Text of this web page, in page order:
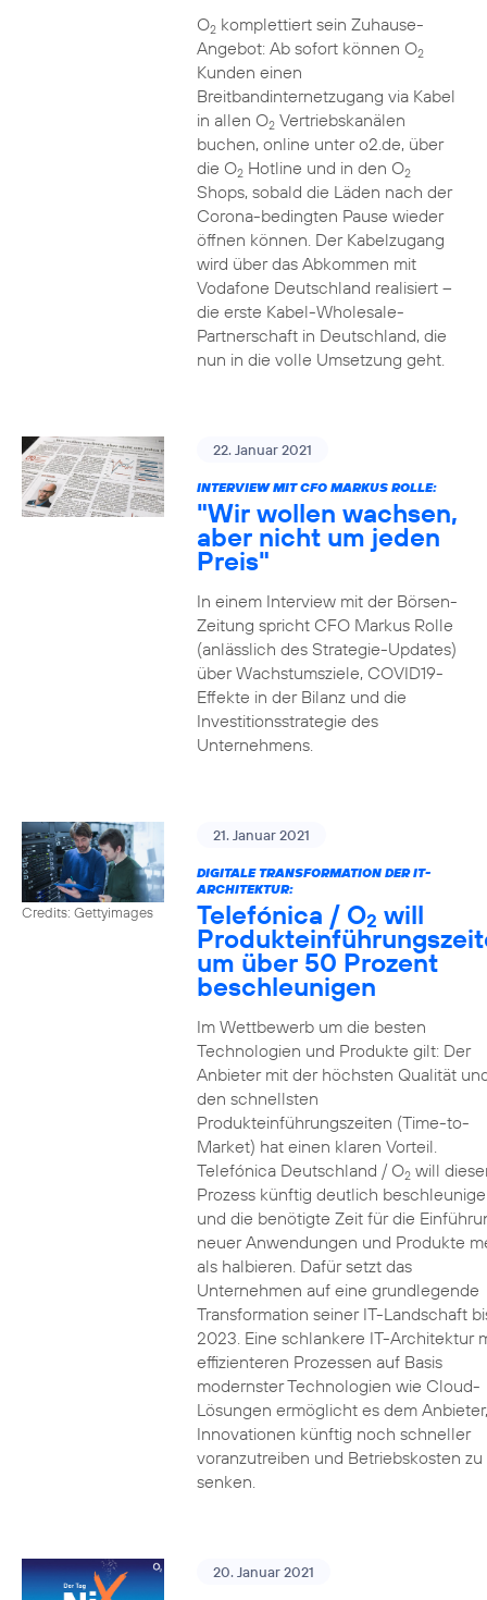
O2komplettiert sein Zuhause-
Angebot: Ab sofort können O2
Kunden einen
Breitbandinternetzugang via Kabel
in allen O2Vertriebskanälen
buchen, online unter o2.de, über
die O2Hotline und in den O2
Shops, sobald die Läden nach der
Corona-bedingten Pause wieder
öffnen können. Der Kabelzugang
wird über das Abkommen mit
Vodafone Deutschland realisiert –
die erste Kabel-Wholesale-
Partnerschaft in Deutschland, die
nun in die volle Umsetzung geht.
22. Januar 2021
INTERVIEW MIT CFO MARKUS ROLLE:
"Wir wollen wachsen,
aber nicht um jeden
Preis"
In einem Interview mit der Börsen-
Zeitung spricht CFO Markus Rolle
(anlässlich des Strategie-Updates)
über Wachstumsziele, COVID19-
Effekte in der Bilanz und die
Investitionsstrategie des
Unternehmens.
Credits: Gettyimages
21. Januar 2021
DIGITALE TRANSFORMATION DER IT-
ARCHITEKTUR:
Telefónica / O2 will
um über 50 Prozent
beschleunigen
Im Wettbewerb um die besten
Technologien und Produkte gilt: Der
Anbieter mit der höchsten Qualität
den schnellsten
Produkteinführungszeiten (Time-to-
Market) hat einen klaren Vorteil.
Telefónica Deutschland / O2will
Prozess künftig deutlich
und die benötigte Zeit für die
neuer Anwendungen und Produkte
als halbieren. Dafür setzt das
Unternehmen auf eine grundlegende
Transformation seiner IT-Landschaft
2023. Eine schlankere IT-Architektur
effizienteren Prozessen auf Basis
modernster Technologien wie Cloud-
Lösungen ermöglicht es dem Anbieter,
Innovationen künftig noch schneller
voranzutreiben und Betriebskosten zu
senken.
20. Januar 2021